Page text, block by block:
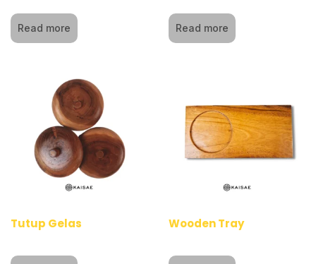
Read more Read more
Tutup Gelas Wooden Tray